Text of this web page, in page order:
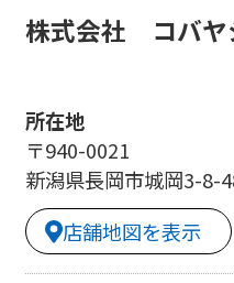
株式会社 コバヤ
所在地
〒940-0021
新潟県長岡市城岡3-8-
店舗地図を表示